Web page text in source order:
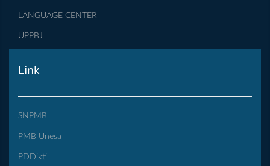
LANGUAGE CENTER
UPPBJ
Link
SNPMB
PMB Unesa
PDDikti